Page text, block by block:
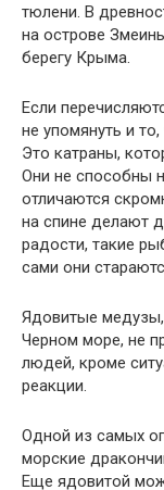
тюлени. В
на острове
берегу Крыма.
Если
не упомянуть и
Это катраны,
Они не способны
отличаются
на спине делают
радости, такие
сами они
Ядовитые
Черном море, не
людей, кроме
реакции.
Одной из самых
морские
Еще ядовитой